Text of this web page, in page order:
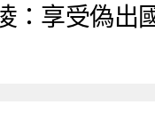
：享受偽出